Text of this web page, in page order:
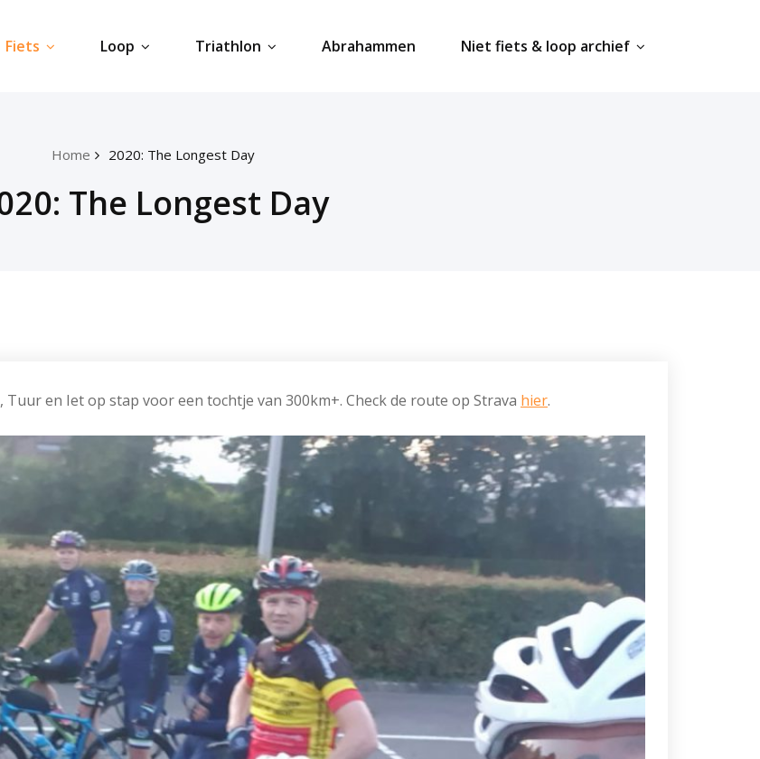
Fiets Loop Triathlon Abrahammen Niet fiets & loop archief
Home 2020: The Longest Day
The Longest Day
Tuur en Iet op stap voor een tochtje van 300km+. Check de route op Strava hier.